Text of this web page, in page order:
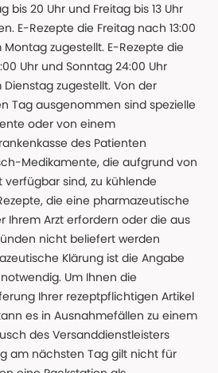
bis 20 Uhr und Freitag bis 13 Uhr
E-Rezepte die Freitag nach 13:00
zugestellt. E-Rezepte die
Uhr und Sonntag 24:00 Uhr
zugestellt. Von der
Tag ausgenommen sind spezielle
oder von einem
des Patienten
Medikamente, die aufgrund von
sind, zu kühlende
die eine pharmazeutische
Ihrem Arzt erfordern oder die aus
nicht beliefert werden
Klärung ist die Angabe
Um Ihnen die
Ihrer rezeptpflichtigen Artikel
es in Ausnahmefällen zu einem
des Versanddienstleisters
am nächsten Tag gilt nicht für